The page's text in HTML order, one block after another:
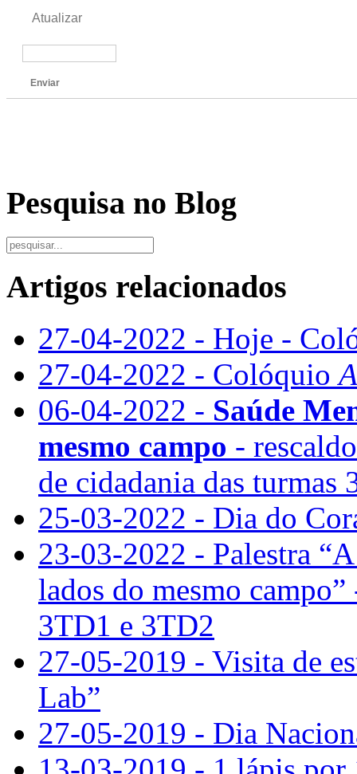
Atualizar
Enviar
Pesquisa no Blog
Artigos relacionados
27-04-2022 - Hoje -
27-04-2022 - Colóquio
06-04-2022 - Saúde
mesmo campo -
de cidadania das turmas
25-03-2022 - Dia do
23-03-2022 - Palestra
lados do mesmo
3TD1 e 3TD2
27-05-2019 - Visita de
Lab”
27-05-2019 - Dia